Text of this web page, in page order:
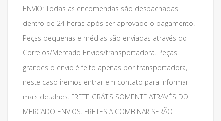
ENVIO: Todas as encomendas são despachadas
dentro de 24 horas após ser aprovado o pagamento.
Peças pequenas e médias são enviadas através do
Correios/Mercado Envios/transportadora. Peças
grandes o envio é feito apenas por transportadora,
neste caso iremos entrar em contato para informar
mais detalhes. FRETE GRÁTIS SOMENTE ATRAVÉS DO
MERCADO ENVIOS. FRETES A COMBINAR SERÃO